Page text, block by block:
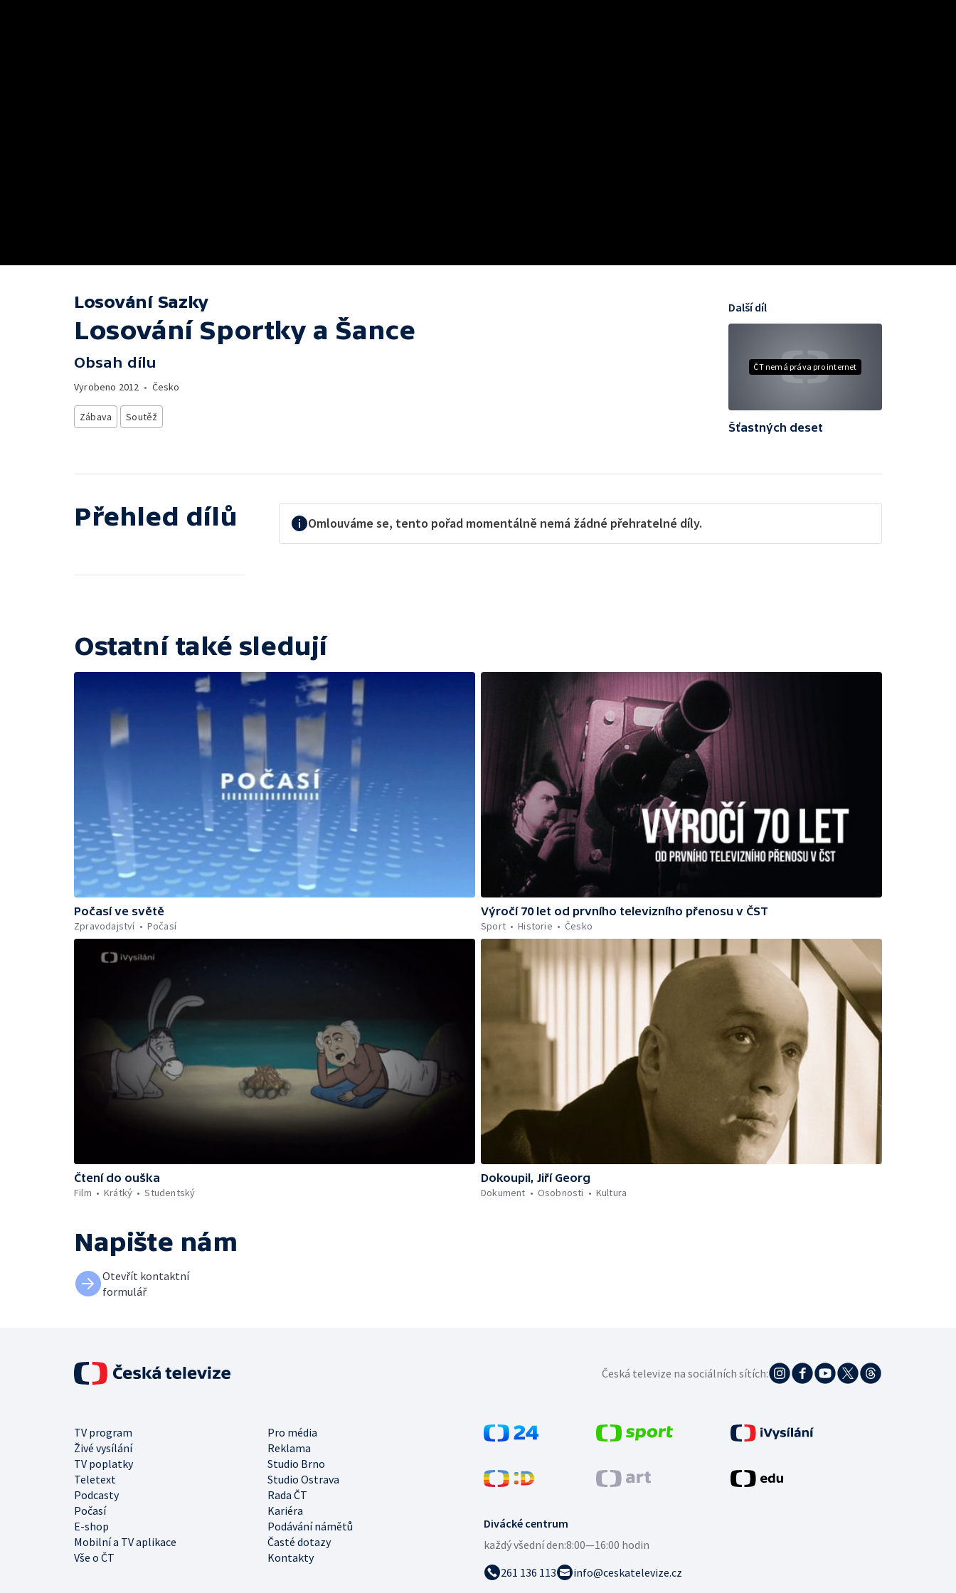
Losování Sazky
Losování Sportky a Šance
Obsah dílu
Vyrobeno 2012 • Česko
Zábava Soutěž
ČT nemá práva pro internet
Další díl
Šťastných deset
Přehled dílů Omlouváme se, tento pořad momentálně nemá žádné přehratelné díly.
Ostatní také sledují
Počasí ve světě
Zpravodajství
Počasí
Výročí 70 let od prvního televizního přenosu v ČST
Sport
Historie Česko
Čtení do ouška
Film
Krátký Studentský
Dokoupil, Jiří Georg
Dokument
Osobnosti Kultura
Napište nám
Otevřít kontaktní
formulář
Divácké centrum
každý všední den:8:00—16:00 hodin
261 136 113
info@ceskatelevize.cz
TV program
Pro média
Živé vysílání
Reklama
TV poplatky
Studio Brno
Teletext
Studio Ostrava
Podcasty
Rada ČT
Počasí
Kariéra
E-shop
Podávání námětů
Mobilní a TV aplikace
Časté dotazy
Vše o ČT
Kontakty
Česká televize na sociálních sítích: